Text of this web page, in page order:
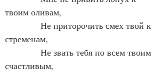
твоим оливам,
Не приторочить смех твой к
стременам,
Не звать тебя по всем твоим
счастливым,